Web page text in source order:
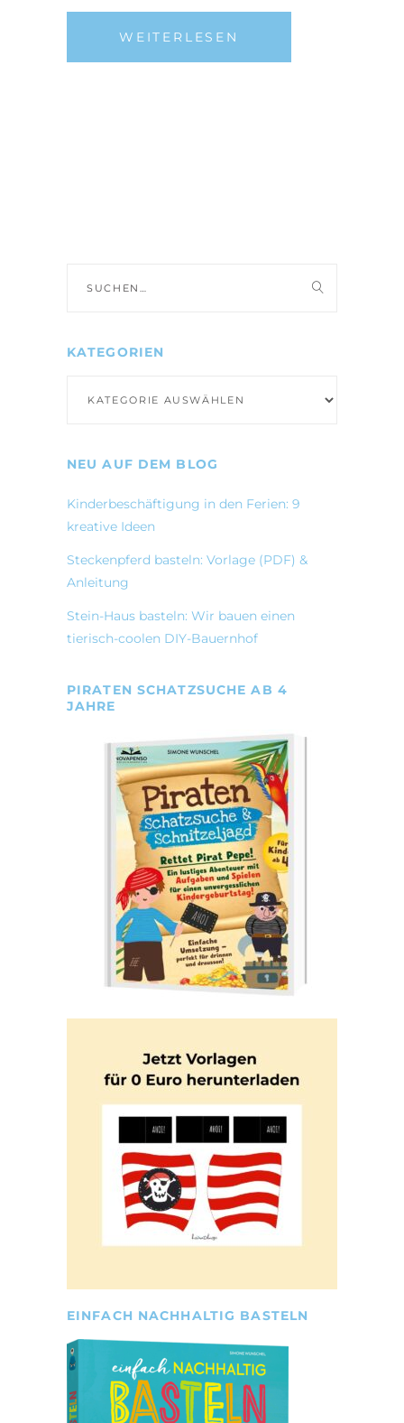
WEITERLESEN
nach:
KATEGORIEN
NEU AUF DEM BLOG
Kinderbeschäftigung in den Ferien: 9
kreative Ideen
Steckenpferd basteln: Vorlage (PDF) &
Anleitung
Stein-Haus basteln: Wir bauen einen
tierisch-coolen DIY-Bauernhof
PIRATEN SCHATZSUCHE AB 4
JAHRE
EINFACH NACHHALTIG BASTELN